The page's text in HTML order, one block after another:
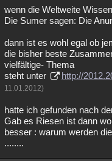
wenn die Weltweite
Die Sumer sagen: Die
dann ist es wohl egal ob
die bisher beste
vielfältige- Thema
steht unter
http://
11.01.2012)
hatte ich gefunden nach
Gab es Riesen ist dann
besser : warum werden
........